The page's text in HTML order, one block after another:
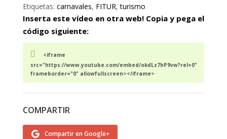
Etiquetas: carnavales, FITUR,turismo
Inserta este vídeo en otra web! Copia y pega el
código siguiente:
<iframe
src="https://www.youtube.com/embed/okdLz7hP9vw?rel=0"
frameborder="0" allowfullscreen></iframe>
COMPARTIR
Compartir en Google+